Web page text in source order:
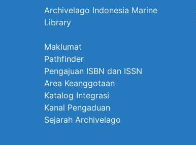
Archivelago Indonesia Marine
Library
Maklumat
Pathfinder
Pengajuan ISBN dan ISSN
Area Keanggotaan
Katalog Integrasi
Kanal Pengaduan
Sejarah Archivelago